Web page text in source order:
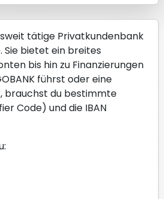
tätige Privatkundenbank
Sie bietet ein breites
bis hin zu Finanzierungen
führst oder eine
brauchst du bestimmte
Code) und die IBAN